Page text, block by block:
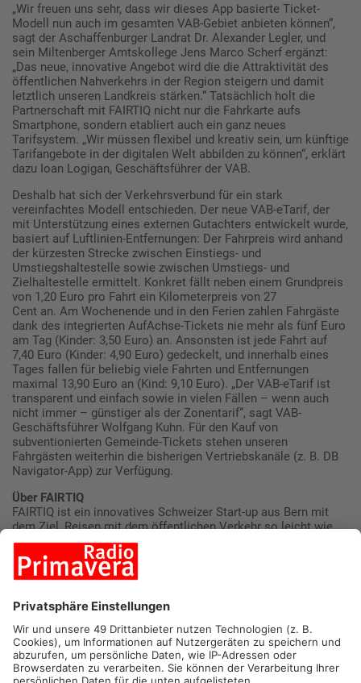
„Wir freuen uns sehr, dass wir dieses App basierte Ticket-
Modell nun auch im gesamten VAB-Gebiet anbieten können“,
sagt der Aschaffenburger Landrat Dr. Alexander Legler, und
sein Miltenberger Amtskollege Jens Marco Scherf ergänzt:
„Das neue, innovative Angebot wird die die Attraktivität des
öffentlichen Nahverkehrs in der Region steigern und damit
letztlich unseren Landkreis stärken.“ Tatsächlich holt die
Partnerschaft mit FAIRTIQ nicht nur die Fahrkarte aufs
Smartphone, sondern etabliert auch ein ganz neues
Tarifsystem. „Wir müssen flexibel und kreativ sein, um künftige
Tarifangebote in der digitalen Welt abbilden zu können“, erklärt
dazu Ioan Logigan, Geschäftsführer der VAB.
Deshalb hat sich der Verkehrsverbund für ein stark
vereinfachtes Modell entschieden. Der neue VAB-eTarif, der
mit Unterstützung eines externen Gutachters entwickelt wurde,
basiert auf Luftlinien-Entfernungen: Der Fahrpreis wird anhand
der kürzesten Strecke zwischen Einstiegs- und
Umstiegshaltestelle sowie zwischen Umstiegs- und
Zielhaltestelle ermittelt. Konkret fällt neben einem Grundpreis
von 1,20 Euro pro Fahrt ein Kilometerpreis von 27
Cent an. Am Wochenende und in den Ferien zahlen Fahrgäste
dank des integrierten AufAchse-Tickets nie mehr als fünf Euro
am Tag (Kinder: 3,50 Euro) an. Ansonsten ist jede Fahrt auf
7,40 Euro (Kinder: 4,90 Euro) gedeckelt, und innerhalb eines
Tages fallen für beliebig viele Fahrten und Entfernungen
maximal 13,90 Euro an (Kind: 9,10 Euro). „Der VAB-eTarif ist
transparent und einfach sowie in vielen Fällen – wenn auch
nicht immer – günstiger als der Zonentarif“, sagt VAB-
Geschäftsführer Wolfgang Kuhn. Für den Kauf von
subventionierten Gemeinde-Tickets stehen unseren
Fahrgästen weiterhin die bisherigen Vertriebskanäle (z. B. DB
Navigator-App) zur Verfügung.
Über FAIRTIQ
FAIRTIQ ist ein innovatives Schweizer Start-up aus Bern mit
dem Ziel, Reisen mit dem öffentlichen Verkehr so leicht wie
möglich zu machen. Die von FAIRTIQ entwickelte und
betriebene, gebührenfreie und nach strengen Qualitätskriterien
akkreditierte Ticketing-App kann bereits für den gesamten
öffentlichen Verkehr in der Schweiz und in Liechtenstein sowie
in Teilen Deutschlands und Österreichs genutzt werden. Mit
rund 40 Millionen Fahrten insgesamt ist das System die
weltweit erfolgreichste Check-in/Check-out-Lösung, verfügbar
für iPhone und Android. Die Partner von FAIRTIQ sind
Transportunternehmen und Verbünde in der Schweiz,
Deutschland, Österreich und Liechtenstein. Auch die SBB und